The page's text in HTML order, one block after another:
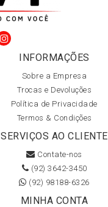
INFORMAÇÕES
Sobre a Empresa
Trocas e Devoluções
Política de Privacidade
Termos & Condições
SERVIÇOS AO CLIENTE
Contate-nos
(92) 3642-3450
(92) 98188-6326
MINHA CONTA